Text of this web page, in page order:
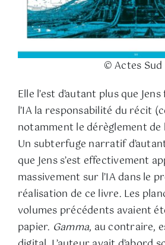
© Actes Sud
Elle l’est d’autant plus que
l’IA la responsabilité du récit
notamment le dérèglement de
Un subterfuge narratif
que Jens s’est effectivement
massivement sur l’IA dans le
réalisation de ce livre. Les
volumes précédents avaient
papier. Gamma, au contraire,